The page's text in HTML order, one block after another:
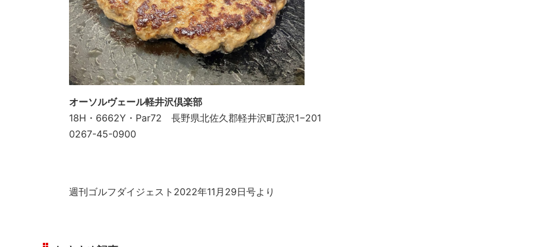
オーソルヴェール軽井沢倶楽部
18H・6662Y・Par72 長野県北佐久郡軽井沢町茂沢1−201
0267-45-0900
週刊ゴルフダイジェスト2022年11月29日号より